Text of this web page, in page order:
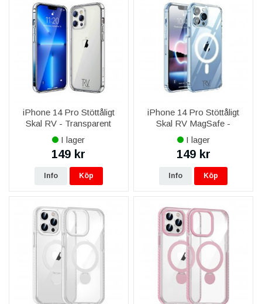
iPhone 14 Pro Stöttåligt
Skal RV - Transparent
I lager
149 kr
Info Köp
iPhone 14 Pro Stöttåligt
Skal RV MagSafe -
Transparent
I lager
149 kr
Info Köp